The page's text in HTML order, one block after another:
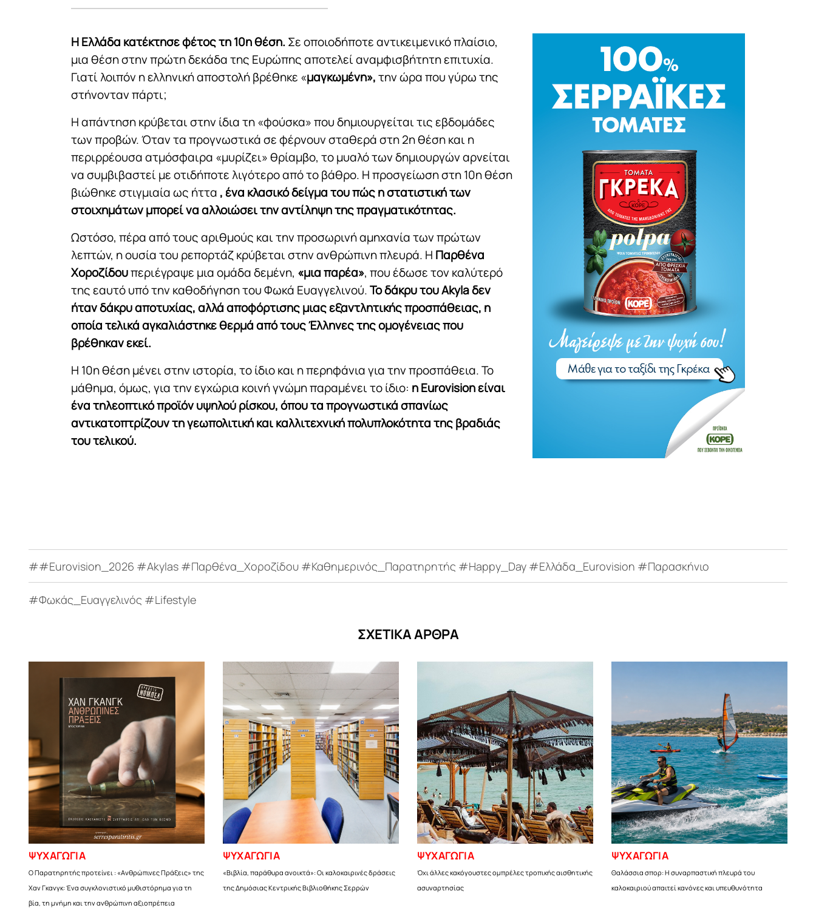
Η Ελλάδα κατέκτησε φέτος τη 10η θέση. Σε οποιοδήποτε αντικειμενικό πλαίσιο,
μια θέση στην πρώτη δεκάδα της Ευρώπης αποτελεί αναμφισβήτητη επιτυχία.
Γιατί λοιπόν η ελληνική αποστολή βρέθηκε «μαγκωμένη»,την ώρα που γύρω της
στήνονταν πάρτι;
Η απάντηση κρύβεται στην ίδια τη «φούσκα» που δημιουργείται τις εβδομάδες
των προβών. Όταν τα προγνωστικά σε φέρνουν σταθερά στη 2η θέση και η
περιρρέουσα ατμόσφαιρα «μυρίζει» θρίαμβο, το μυαλό των δημιουργών αρνείται
να συμβιβαστεί με οτιδήποτε λιγότερο από το βάθρο. Η προσγείωση στη 10η θέση
βιώθηκε στιγμιαία ως ήττα , ένα κλασικό δείγμα του πώς η στατιστική των
στοιχημάτων μπορεί να αλλοιώσει την αντίληψη της πραγματικότητας.
Ωστόσο, πέρα από τους αριθμούς και την προσωρινή αμηχανία των πρώτων
λεπτών, η ουσία του ρεπορτάζ κρύβεται στην ανθρώπινη πλευρά. Η Παρθένα
Χοροζίδουπεριέγραψε μια ομάδα δεμένη, «μια παρέα», που έδωσε τον καλύτερό
της εαυτό υπό την καθοδήγηση του Φωκά Ευαγγελινού.Το δάκρυ του Akyla δεν
ήταν δάκρυ αποτυχίας, αλλά αποφόρτισης μιας εξαντλητικής προσπάθειας, η
οποία τελικά αγκαλιάστηκε θερμά από τους Έλληνες της ομογένειας που
βρέθηκαν εκεί.
Η 10η θέση μένει στην ιστορία, το ίδιο και η περηφάνια για την προσπάθεια. Το
μάθημα, όμως, για την εγχώρια κοινή γνώμη παραμένει το ίδιο: η Eurovision είναι
ένα τηλεοπτικό προϊόν υψηλού ρίσκου, όπου τα προγνωστικά σπανίως
αντικατοπτρίζουν τη γεωπολιτική και καλλιτεχνική πολυπλοκότητα της βραδιάς
του τελικού.
##Eurovision_2026 #Akylas #Παρθένα_Χοροζίδου #Καθημερινός_Παρατηρητής #Happy_Day #Ελλάδα_Eurovision #Παρασκήνιο
#Φωκάς_Ευαγγελινός #Lifestyle
ΣΧΕΤΙΚΑ ΑΡΘΡΑ
ΨΥΧΑΓΩΓΙΑ
Ο Παρατηρητής προτείνει : «Ανθρώπινες Πράξεις» της
Χαν Γκανγκ: Ένα συγκλονιστικό μυθιστόρημα για τη
βία, τη μνήμη και την ανθρώπινη αξιοπρέπεια
ΨΥΧΑΓΩΓΙΑ
«Βιβλία, παράθυρα ανοικτά»: Οι καλοκαιρινές δράσεις
της Δημόσιας Κεντρικής Βιβλιοθήκης Σερρών
ΨΥΧΑΓΩΓΙΑ
Όχι άλλες κακόγουστες ομπρέλες τροπικής αισθητικής
ασυναρτησίας
ΨΥΧΑΓΩΓΙΑ
Θαλάσσια σπορ: Η συναρπαστική πλευρά του
καλοκαιριού απαιτεί κανόνες και υπευθυνότητα